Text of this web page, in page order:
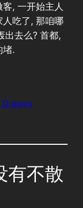
, 一开始主人
吃了, 那咱哪
出去么? 首都,
堵.
Dreams
有不散